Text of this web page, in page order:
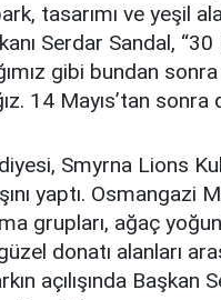
tasarımı ve yeşil
Serdar Sandal,
gibi bundan
14 Mayıs’tan
Smyrna Lions
yaptı.
grupları, ağaç
donatı alanları
açılışında